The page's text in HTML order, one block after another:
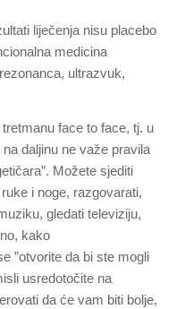
liječenja nisu placebo
medicina
ultrazvuk,
face to face, tj. u
daljinu ne važe pravila
Možete sjediti
i noge, razgovarati,
gledati televiziju,
kako
”otvorite da bi ste mogli
usredotočite na
da će vam biti bolje,